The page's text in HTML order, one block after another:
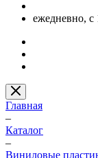
ежедневно, с
Главная
–
Каталог
–
Виниловые